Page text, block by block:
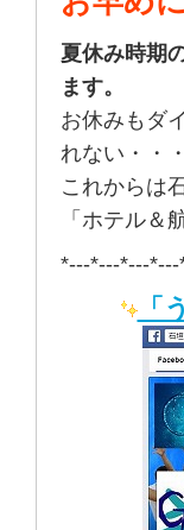
夏休み時期
ます。
お休みもダ
れない・・
これからは
「ホテル＆
*---*---*---
「